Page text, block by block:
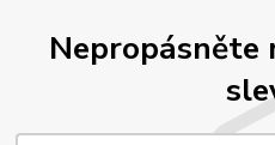
Nepropásněte